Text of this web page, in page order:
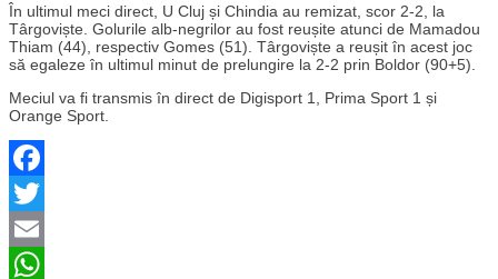
În ultimul meci direct, U Cluj și Chindia au remizat, scor 2-2, la
Târgoviște. Golurile alb-negrilor au fost reușite atunci de Mamadou
Thiam (44), respectiv Gomes (51). Târgoviște a reușit în acest joc
să egaleze în ultimul minut de prelungire la 2-2 prin Boldor (90+5).
Meciul va fi transmis în direct de Digisport 1, Prima Sport 1 și
Orange Sport.
Facebook
Twitter
Email